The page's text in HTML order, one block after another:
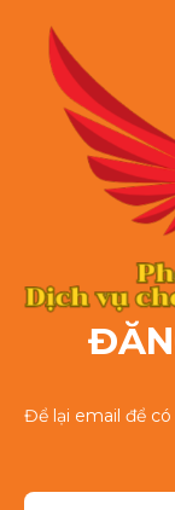
Để lại email để